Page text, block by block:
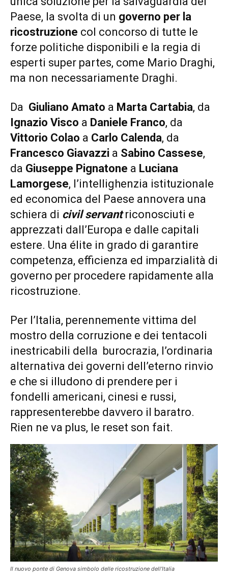
Paese, la svolta di un governo per la
ricostruzione col concorso di tutte le
forze politiche disponibili e la regia di
esperti super partes, come Mario Draghi,
ma non necessariamente Draghi.
Da Giuliano Amato a Marta Cartabia, da
Ignazio Visco a Daniele Franco, da
Vittorio Colao a Carlo Calenda, da
Francesco Giavazzi a Sabino Cassese,
da Giuseppe Pignatone a Luciana
Lamorgese, l’intellighenzia istituzionale
ed economica del Paese annovera una
schiera di civil servantriconosciuti e
apprezzati dall’Europa e dalle capitali
estere. Una élite in grado di garantire
competenza, efficienza ed imparzialità di
governo per procedere rapidamente alla
ricostruzione.
Per l’Italia, perennemente vittima del
mostro della corruzione e dei tentacoli
inestricabili della burocrazia, l’ordinaria
alternativa dei governi dell’eterno rinvio
e che si illudono di prendere per i
fondelli americani, cinesi e russi,
rappresenterebbe davvero il baratro.
Rien ne va plus, le reset son fait.
Il nuovo ponte di Genova simbolo delle ricostruzione dell’Italia